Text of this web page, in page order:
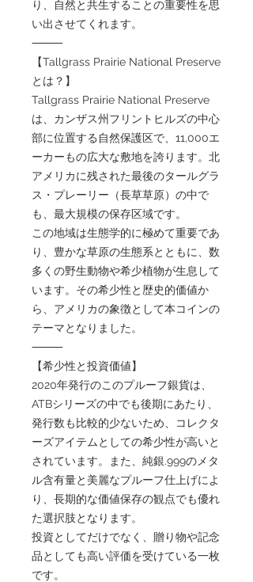
り、自然と共生することの重要性を思
い出させてくれます。
⸻
【Tallgrass Prairie National Preserve
とは？】
Tallgrass Prairie National Preserve
は、カンザス州フリントヒルズの中心
部に位置する自然保護区で、11,000エ
ーカーもの広大な敷地を誇ります。北
アメリカに残された最後のタールグラ
ス・プレーリー（長草草原）の中で
も、最大規模の保存区域です。
この地域は生態学的に極めて重要であ
り、豊かな草原の生態系とともに、数
多くの野生動物や希少植物が生息して
います。その希少性と歴史的価値か
ら、アメリカの象徴として本コインの
テーマとなりました。
⸻
【希少性と投資価値】
2020年発行のこのプルーフ銀貨は、
ATBシリーズの中でも後期にあたり、
発行数も比較的少ないため、コレクタ
ーズアイテムとしての希少性が高いと
されています。また、純銀.999のメタ
ル含有量と美麗なプルーフ仕上げによ
り、長期的な価値保存の観点でも優れ
た選択肢となります。
投資としてだけでなく、贈り物や記念
品としても高い評価を受けている一枚
です。